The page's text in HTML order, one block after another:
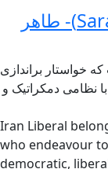
سارا استریدسبری (Sara Stridsberg)- طاهر
خواستار براندازی
نظامی دمکراتیک و
Iran Liberal
who endeavour
democratic,